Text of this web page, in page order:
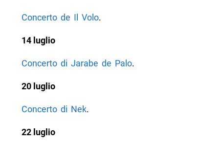
Concerto de Il Volo.
14 luglio
Concerto di Jarabe de Palo.
20 luglio
Concerto di Nek.
22 luglio